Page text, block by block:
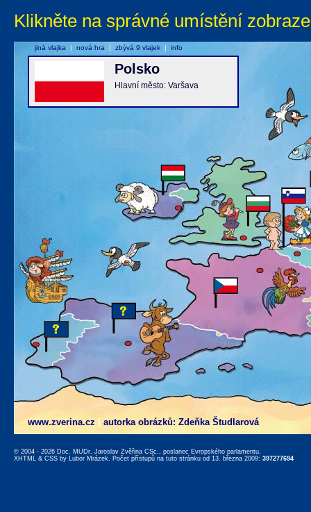
Klikněte na správné umístění
www.zverina.cz autorka obrázků: Zdeňka Študlarová
Polsko
Hlavní město: Varšava
jiná vlajka | nová hra | zbývá 9 vlajek | info
© 2004 - 2026 Doc. MUDr. Jaroslav Zvěřina CSc., poslanec Evropského parlamentu,
XHTML & CSS by Lubor Mrázek. Počet přístupů na tuto stránku od 13. března 2009: 397277694